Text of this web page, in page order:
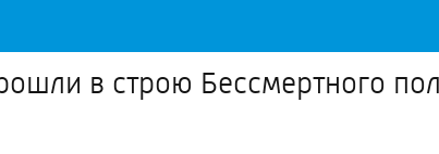
в строю Бессмертного